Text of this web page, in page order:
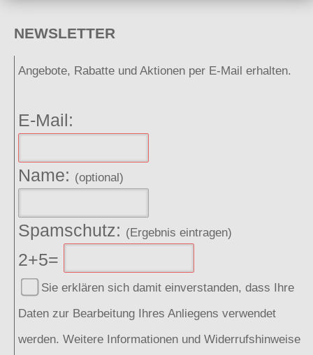
NEWSLETTER
Angebote, Rabatte und Aktionen per E-Mail erhalten.
E-Mail:
Name: (optional)
Spamschutz: (Ergebnis eintragen)
2+5=
Sie erklären sich damit einverstanden, dass Ihre
Daten zur Bearbeitung Ihres Anliegens verwendet
werden. Weitere Informationen und Widerrufshinweise